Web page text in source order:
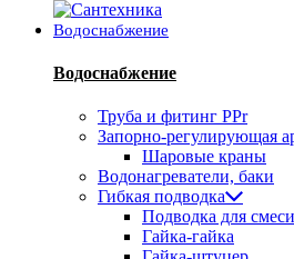
Водоснабжение
Водоснабжение
Труба и фитинг PPr
Запорно-регулирующая
Шаровые краны
Водонагреватели, баки
Гибкая подводка
Подводка для
Гайка-гайка